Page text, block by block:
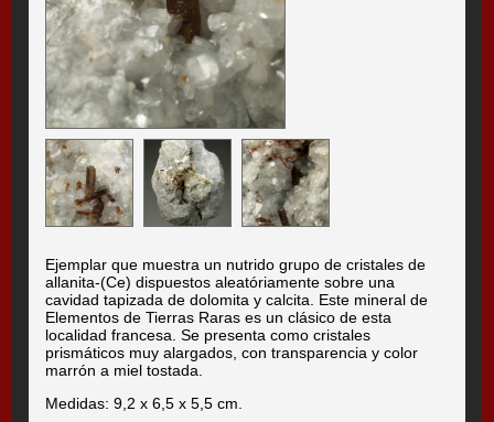
Ejemplar que muestra un nutrido grupo de cristales de
allanita-(Ce) dispuestos aleatóriamente sobre una
cavidad tapizada de dolomita y calcita. Este mineral de
Elementos de Tierras Raras es un clásico de esta
localidad francesa. Se presenta como cristales
prismáticos muy alargados, con transparencia y color
marrón a miel tostada.
Medidas: 9,2 x 6,5 x 5,5 cm.